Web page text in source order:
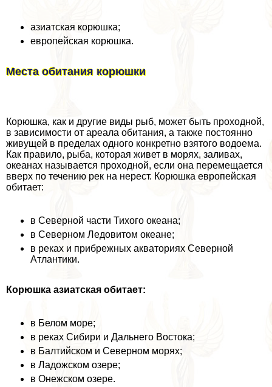
азиатская корюшка;
европейская корюшка.
Места обитания корюшки
Корюшка, как и другие виды рыб, может быть проходной,
в зависимости от ареала обитания, а также постоянно
живущей в пределах одного конкретно взятого водоема.
Как правило, рыба, которая живет в морях, заливах,
океанах называется проходной, если она перемещается
вверх по течению рек на нерест. Корюшка европейская
обитает:
в Северной части Тихого океана;
в Северном Ледовитом океане;
в реках и прибрежных акваториях Северной
Атлантики.
Корюшка азиатская обитает:
в Белом море;
в реках Сибири и Дальнего Востока;
в Балтийском и Северном морях;
в Ладожском озере;
в Онежском озере.